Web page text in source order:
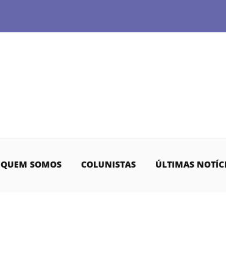
QUEM SOMOS COLUNISTAS ÚLTIMAS